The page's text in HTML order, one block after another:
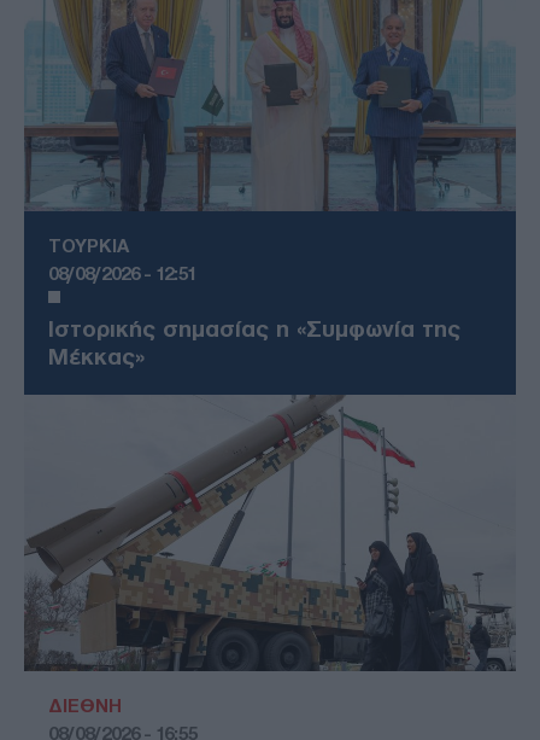
ΤΟΥΡΚΙΑ
08/08/2026 - 12:51
Ιστορικής σημασίας η «Συμφωνία της
Μέκκας»
ΔΙΕΘΝΗ
08/08/2026 - 16:55